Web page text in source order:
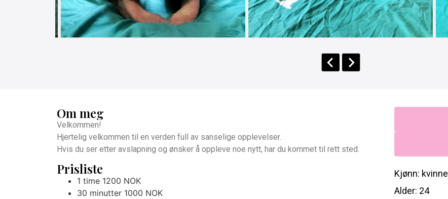
Om meg
Velkommen!
Hjertelig velkommen til en verden full av sanselige opplevelser.
Hvis du ser etter avslapning og ønsker å oppleve noe nytt, har du kommet til rett sted.
Prisliste
1 time 1200 NOK
30 minutter 1000 NOK
Kjønn: kvinne
Alder: 24